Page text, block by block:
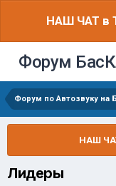
НАШ ЧАТ в
Форум
Форум по Автозвуку на
НАШ
Лидеры